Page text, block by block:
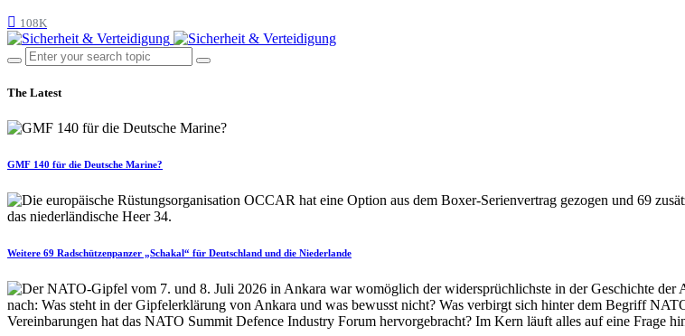
108K
The Latest
GMF 140 für die Deutsche Marine?
Weitere 69 Radschützenpanzer „Schakal“ für Deutschland und die Niederlande